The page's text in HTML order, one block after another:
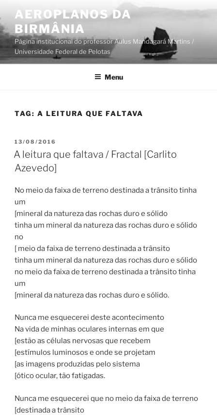
para
o
conteúdo
AEROPLANOS DA
BIRMÂNIA
Página institucional do professor Aulus Mandagará Martins /
Universidade Federal de Pelotas
Menu
TAG: A LEITURA QUE FALTAVA
PUBLICADO
EM
13/08/2016
A leitura que faltava / Fractal [Carlito
Azevedo]
No meio da faixa de terreno destinada a trânsito tinha
um
[mineral da natureza das rochas duro e sólido
tinha um mineral da natureza das rochas duro e sólido
no
[ meio da faixa de terreno destinada a trânsito
tinha um mineral da natureza das rochas duro e sólido
no meio da faixa de terreno destinada a trânsito tinha
um
[mineral da natureza das rochas duro e sólido.
Nunca me esquecerei deste acontecimento
Na vida de minhas oculares internas em que
[estão as células nervosas que recebem
[estímulos luminosos e onde se projetam
[as imagens produzidas pelo sistema
[ótico ocular, tão fatigadas.
Nunca me esquecerei que no meio da faixa de terreno
[destinada a trânsito